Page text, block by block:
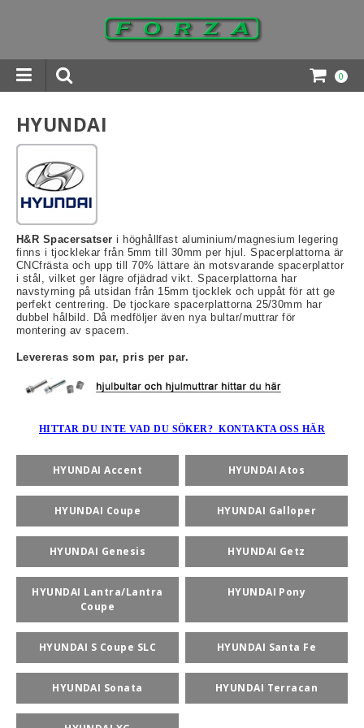
0
Rally-Racing-Klassiker
BUMPSTOPS, DAMASKER UNIVERSAL, DOMKRAFTS-
HYUNDAI
H&R Spacersatser i höghållfast aluminium/magnesium legering
finns i tjocklekar från 5mm till 30mm per hjul. Spacerplattorna är
CNCfrästa och upp till 70% lättare än motsvarande spacerplattor
i stål, vilket ger lägre ofjädrad vikt. Spacerplattorna har
navstyrning på utsidan från 15mm tjocklek och uppåt för att ge
perfekt centrering. De tjockare spacerplattorna 25/30mm har
dubbel hålbild. Då medföljer även nya bultar/muttrar för
montering av spacern.
Levereras som par, pris per par.
HITTAR DU INTE VAD DU SÖKER? KONTAKTA OSS HÄR
HYUNDAI Accent HYUNDAI Atos
HYUNDAI Coupe HYUNDAI Galloper
HYUNDAI Genesis HYUNDAI Getz
HYUNDAI Lantra/Lantra
Coupe
HYUNDAI Pony
HYUNDAI S Coupe SLC HYUNDAI Santa Fe
HYUNDAI Sonata HYUNDAI Terracan